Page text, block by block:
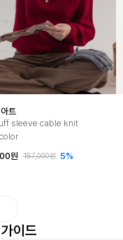
트
sleeve cable knit
원
187,000원 5%
이드